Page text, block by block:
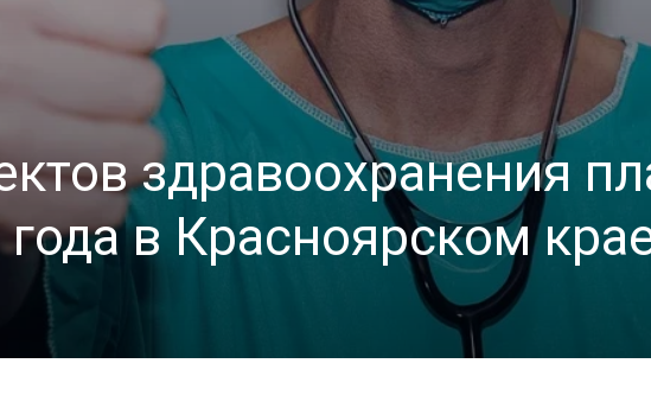
здравоохранения
в Красноярском